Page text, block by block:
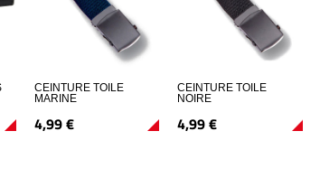
CEINTURE TOILE
MARINE
4,99€
CEINTURE TOILE
NOIRE
4,99€